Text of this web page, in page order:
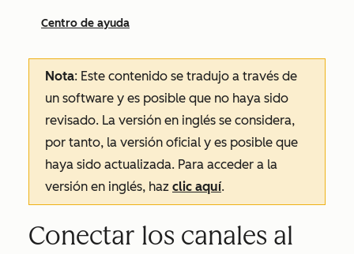
Centro de ayuda
Nota: Este contenido se tradujo a través de
un software y es posible que no haya sido
revisado. La versión en inglés se considera,
por tanto, la versión oficial y es posible que
haya sido actualizada. Para acceder a la
versión en inglés, haz clic aquí.
Conectar los canales al